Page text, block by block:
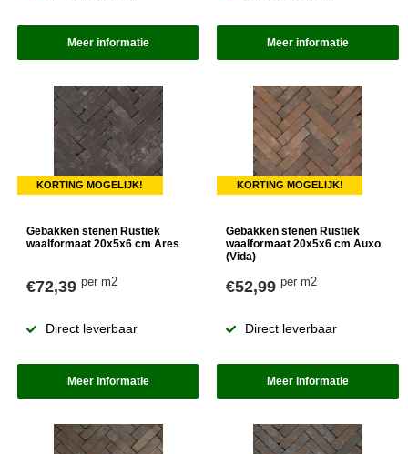
Meer informatie Meer informatie
KORTING MOGELIJK!
Gebakken stenen Rustiek
waalformaat 20x5x6 cm Ares
€72,39 per m2
Direct leverbaar
Meer informatie
KORTING MOGELIJK!
Gebakken stenen Rustiek
waalformaat 20x5x6 cm Auxo
(Vida)
€52,99per m2
Direct leverbaar
Meer informatie